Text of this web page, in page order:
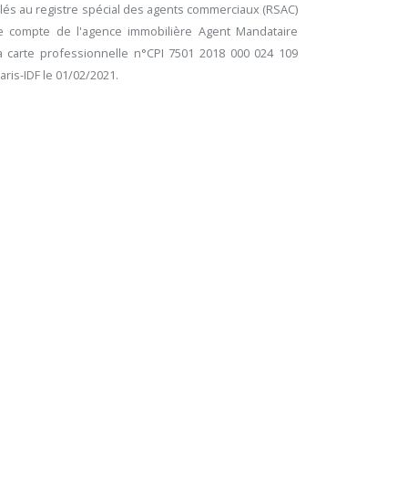
au registre spécial des agents commerciaux (RSAC)
de l'agence immobilière Agent Mandataire
carte professionnelle n°CPI 7501 2018 000 024 109
IDF le 01/02/2021.